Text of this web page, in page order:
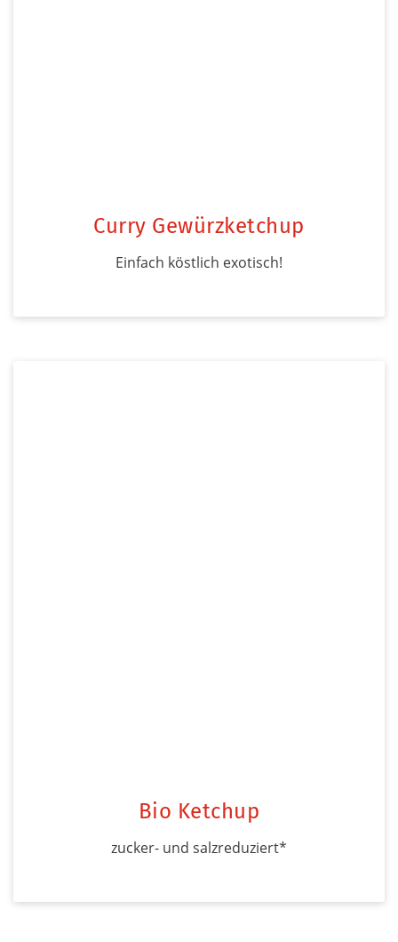
Curry Gewürzketchup
Einfach köstlich exotisch!
Bio Ketchup
zucker- und salzreduziert*